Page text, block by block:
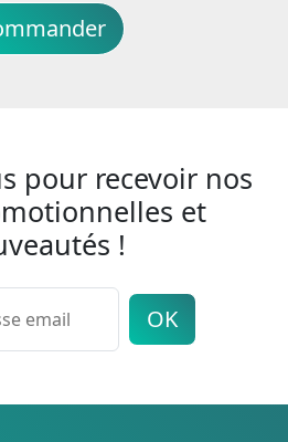
pour recevoir nos
et
!
OK